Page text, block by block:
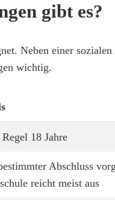
gibt es?
Neben einer
wichtig.
18 Jahre
Abschluss
reicht meist aus